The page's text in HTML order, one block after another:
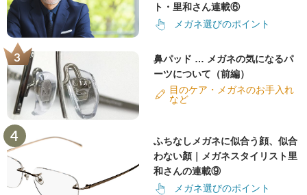
ト・里和さん連載⑥
メガネ選びのポイント
鼻パッド … メガネの気になるパ
ーツについて（前編）
目のケア・メガネのお手入れ
など
ふちなしメガネに似合う顔、似合
わない顏｜メガネスタイリスト里
和さんの連載⑨
メガネ選びのポイント